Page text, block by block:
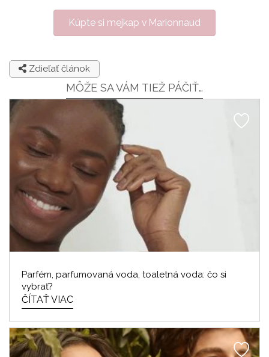
Kúpte si mejkap v Marionnaud
Zdieľať článok
MÔŽE SA VÁM TIEŽ PÁČIŤ…
Parfém, parfumovaná voda, toaletná voda: čo si
vybrať?
ČÍTAŤ VIAC